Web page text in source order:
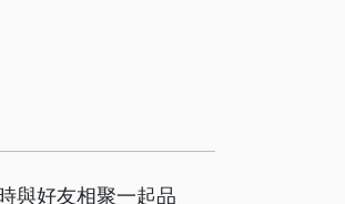
與好友相聚一起品